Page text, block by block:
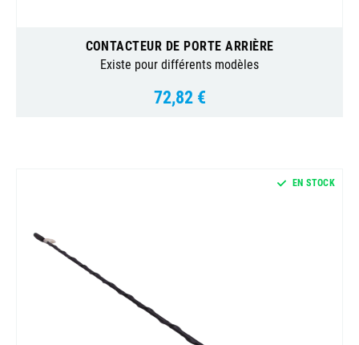
CONTACTEUR DE PORTE ARRIÈRE
Existe pour différents modèles
Prix
72,82 €
EN STOCK